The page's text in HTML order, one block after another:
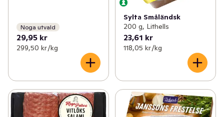
Noga utvald
29,95 kr
299,50 kr /kg
Sylta Småländsk
200 g, Lithells
23,61 kr
118,05 kr /kg